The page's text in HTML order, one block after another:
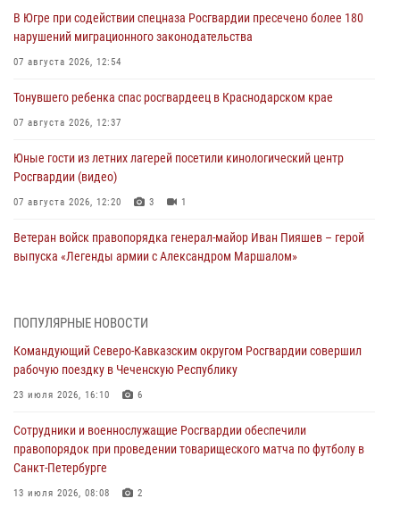
В Югре при содействии спецназа Росгвардии пресечено более 180
нарушений миграционного законодательства
07 августа 2026, 12:54
Тонувшего ребенка спас росгвардеец в Краснодарском крае
07 августа 2026, 12:37
Юные гости из летних лагерей посетили кинологический центр
Росгвардии (видео)
07 августа 2026, 12:20 3 1
Ветеран войск правопорядка генерал-майор Иван Пияшев – герой
выпуска «Легенды армии с Александром Маршалом»
Представители ФСБ России по Уральскому округу Росгвардии и
Кузнецова
07 августа 2026, 12:00
Смольного собора в Санкт-Петербурге (видео)
07 августа 2026, 11:34 3
В Курске росгвардейцы провели занятие по основам
ПОПУЛЯРНЫЕ НОВОСТИ
Командующий Северо-Кавказским округом Росгвардии совершил
рабочую поездку в Чеченскую Республику
23 июля 2026, 16:10 6
Сотрудники и военнослужащие Росгвардии обеспечили
правопорядок при проведении товарищеского матча по футболу в
Санкт-Петербурге
13 июля 2026, 08:08 2